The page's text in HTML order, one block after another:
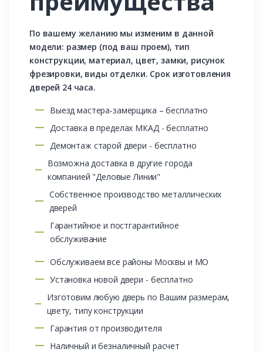
По вашему желанию мы изменим в данной
модели: размер (под ваш проем), тип
конструкции, материал, цвет, замки, рисунок
фрезировки, виды отделки. Срок изготовления
дверей 24 часа.
Выезд мастера-замерщика – бесплатно
Доставка в пределах МКАД - бесплатно
Демонтаж старой двери - бесплатно
Возможна доставка в другие города
компанией "Деловые Линии"
Собственное производство металлических
дверей
Гарантийное и постгарантийное
обслуживание
Обслуживаем все районы Москвы и МО
Установка новой двери - бесплатно
Изготовим любую дверь по Вашим размерам,
цвету, типу конструкции
Гарантия от производителя
Наличный и безналичный расчет